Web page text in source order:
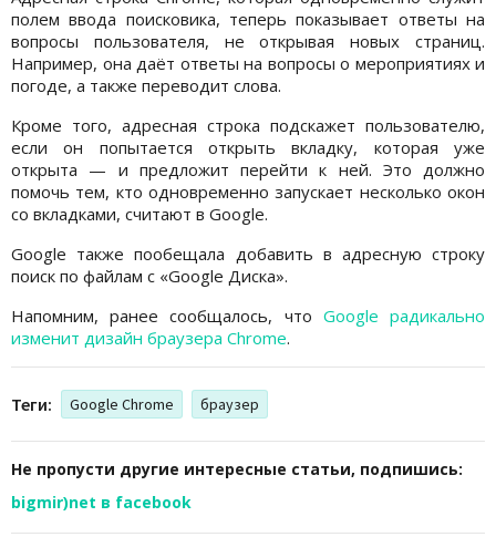
полем ввода поисковика, теперь показывает ответы на
вопросы пользователя, не открывая новых страниц.
Например, она даёт ответы на вопросы о мероприятиях и
погоде, а также переводит слова.
Кроме того, адресная строка подскажет пользователю,
если он попытается открыть вкладку, которая уже
открыта — и предложит перейти к ней. Это должно
помочь тем, кто одновременно запускает несколько окон
со вкладками, считают в Google.
Google также пообещала добавить в адресную строку
поиск по файлам с «Google Диска».
Напомним, ранее сообщалось, что Google радикально
изменит дизайн браузера Chrome.
Теги: Google Chrome браузер
Не пропусти другие интересные статьи, подпишись:
bigmir)net в facebook